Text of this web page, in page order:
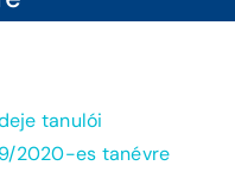
tanulói
2020-es tanévre